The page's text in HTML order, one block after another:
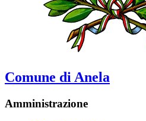
Comune di Anela
Amministrazione